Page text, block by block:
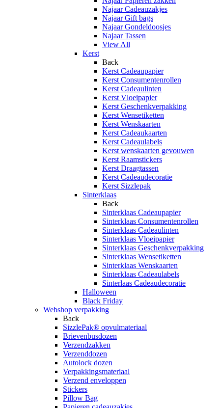
Najaar Cadeauzakjes
Najaar Gift bags
Najaar Gondeldoosjes
Najaar Tassen
View All
Kerst
Back
Kerst Cadeaupapier
Kerst Consumentenrollen
Kerst Cadeaulinten
Kerst Vloeipapier
Kerst Geschenkverpakking
Kerst Wensetiketten
Kerst Wenskaarten
Kerst Cadeaukaarten
Kerst Cadeaulabels
Kerst wenskaarten gevouwen
Kerst Raamstickers
Kerst Draagtassen
Kerst Cadeaudecoratie
Kerst Sizzlepak
Sinterklaas
Back
Sinterklaas Cadeaupapier
Sinterklaas Consumentenrollen
Sinterklaas Cadeaulinten
Sinterklaas Vloeipapier
Sinterklaas Geschenkverpakking
Sinterklaas Wensetiketten
Sinterklaas Wenskaarten
Sinterklaas Cadeaulabels
Sinterlaas Cadeaudecoratie
Halloween
Black Friday
Webshop verpakking
Back
SizzlePak® opvulmateriaal
Brievenbusdozen
Verzendzakken
Verzenddozen
Autolock dozen
Verpakkingsmateriaal
Verzend enveloppen
Stickers
Pillow Bag